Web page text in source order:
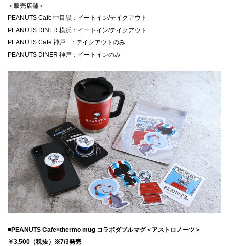
＜販売店舗＞
PEANUTS Cafe 中目黒：イートイン/テイクアウト
PEANUTS DINER 横浜：イートイン/テイクアウト
PEANUTS Cafe 神戸 ：テイクアウトのみ
PEANUTS DINER 神戸：イートインのみ
■PEANUTS Cafe×thermo mug コラボダブルマグ＜アストロノーツ＞
￥3,500（税抜）※7/3発売